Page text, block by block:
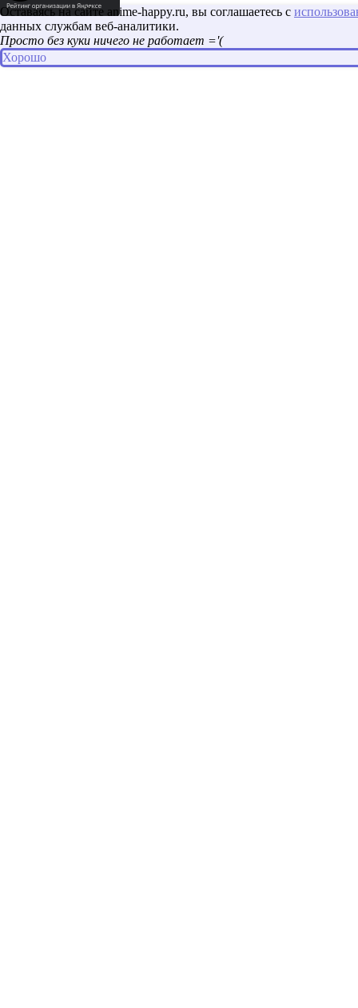
Оставаясь на сайте anime-happy.ru, вы соглашаетесь с
данных службам веб-аналитики.
Просто без куки ничего не работает ='(
Хорошо